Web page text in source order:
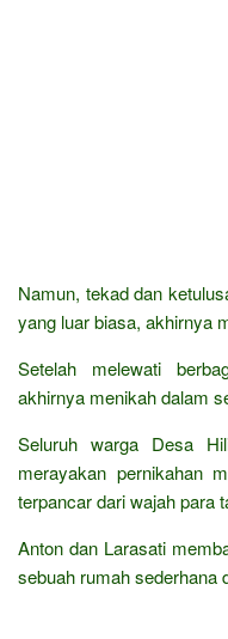
Namun, tekad dan
yang luar biasa, akhirnya
Setelah melewati
akhirnya menikah dalam
Seluruh warga Desa
merayakan pernikahan
terpancar dari wajah para
Anton dan Larasati
sebuah rumah sederhana